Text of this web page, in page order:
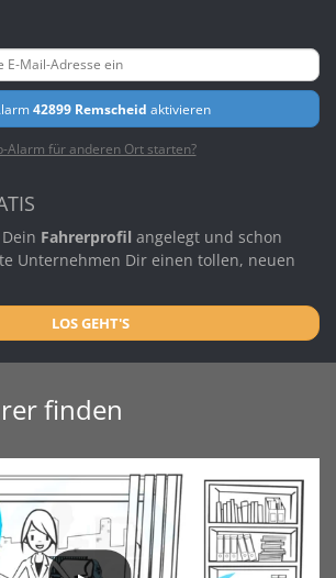
42899 Remscheid aktivieren
Alarm für anderen Ort starten?
Fahrerprofil angelegt und schon
Unternehmen Dir einen tollen, neuen
LOS GEHT'S
finden